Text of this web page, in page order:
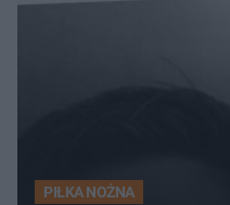
PIŁKA NOŻNA